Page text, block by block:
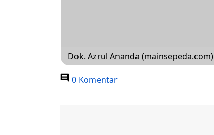
Dok. Azrul Ananda (mainsepeda.com)
0 Komentar